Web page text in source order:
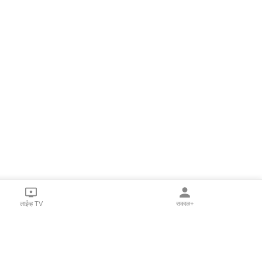
लाईव्ह TV सकाळ+